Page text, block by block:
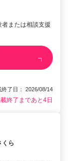
または相談支援
了日： 2026/08/14
終了まであと4日
ら